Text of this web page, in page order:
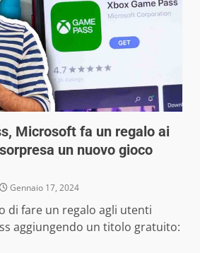
Microsoft fa un regalo ai
un nuovo gioco
Gennaio 17, 2024
di fare un regalo agli utenti
aggiungendo un titolo gratuito: